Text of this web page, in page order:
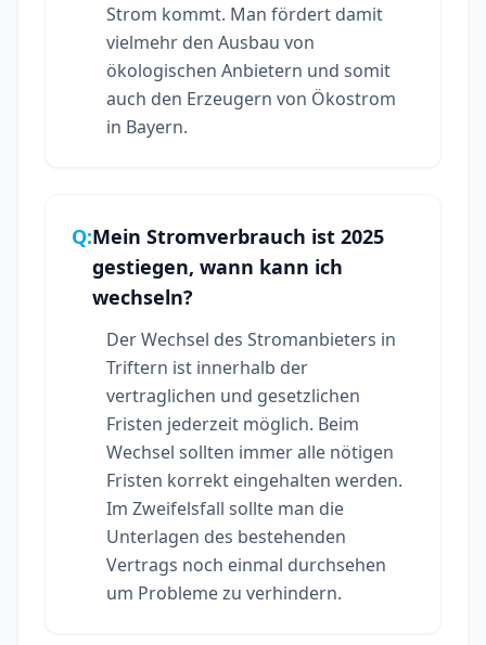
Strom kommt. Man fördert damit
vielmehr den Ausbau von
ökologischen Anbietern und somit
auch den Erzeugern von Ökostrom
in Bayern.
Q:Mein Stromverbrauch ist 2025
gestiegen, wann kann ich
wechseln?
Der Wechsel des Stromanbieters in
Triftern ist innerhalb der
vertraglichen und gesetzlichen
Fristen jederzeit möglich. Beim
Wechsel sollten immer alle nötigen
Fristen korrekt eingehalten werden.
Im Zweifelsfall sollte man die
Unterlagen des bestehenden
Vertrags noch einmal durchsehen
um Probleme zu verhindern.